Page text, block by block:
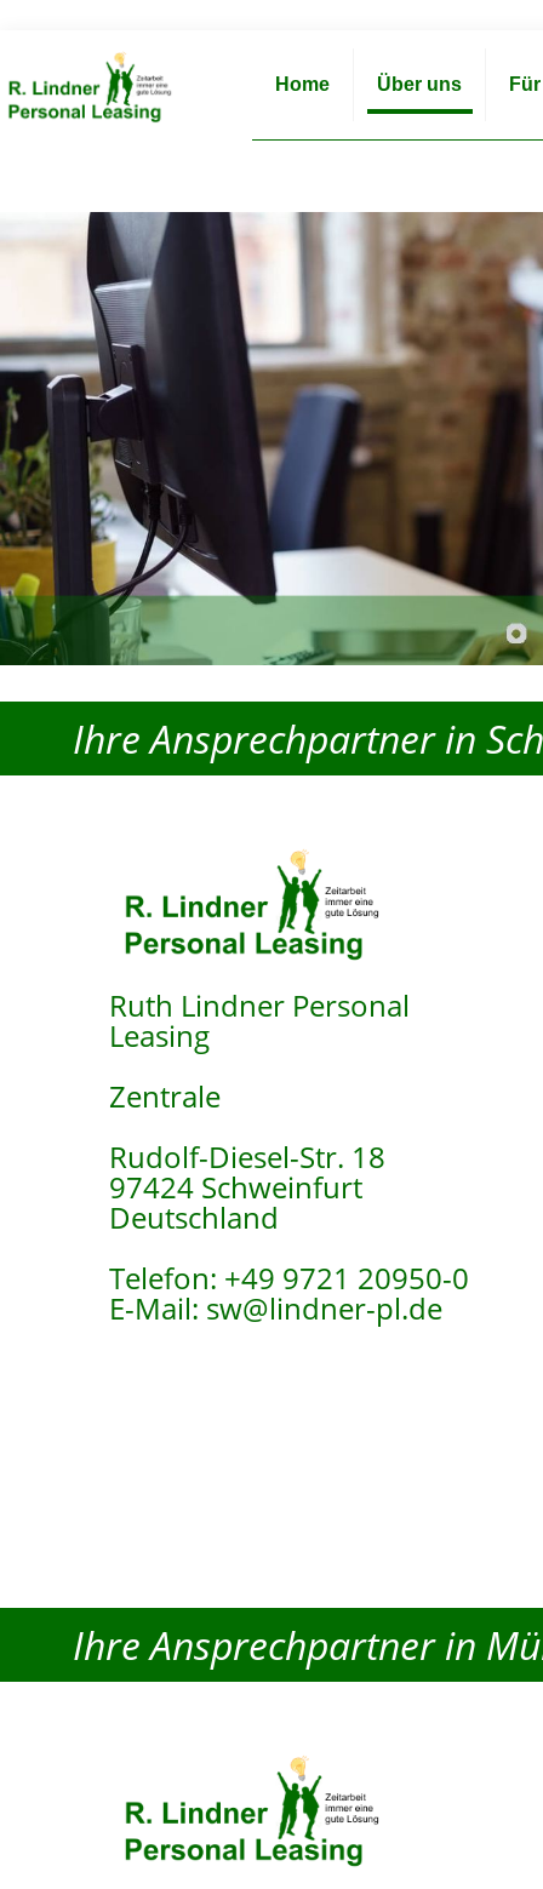
Home Über uns
Ihre Ansprechpartner in
Ruth Lindner Personal
Leasing
Zentrale
Rudolf-Diesel-Str. 18
97424 Schweinfurt
Deutschland
Telefon: +49 9721 20950-0
E-Mail: sw@lindner-pl.de
Ihre Ansprechpartner in